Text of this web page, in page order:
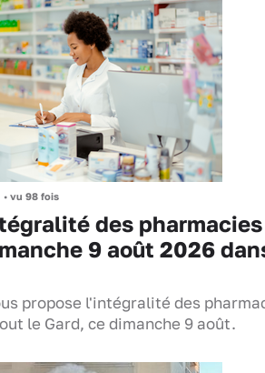
• vu 98 fois
des
9 août 2026
propose l'intégralité des
le Gard, ce dimanche 9 août.